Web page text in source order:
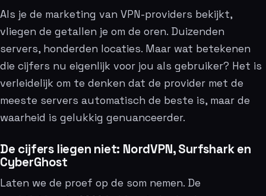
Als je de marketing van VPN-providers bekijkt,
vliegen de getallen je om de oren. Duizenden
servers, honderden locaties. Maar wat betekenen
die cijfers nu eigenlijk voor jou als gebruiker? Het is
verleidelijk om te denken dat de provider met de
meeste servers automatisch de beste is, maar de
waarheid is gelukkig genuanceerder.
De cijfers liegen niet: NordVPN, Surfshark en
CyberGhost
Laten we de proef op de som nemen. De